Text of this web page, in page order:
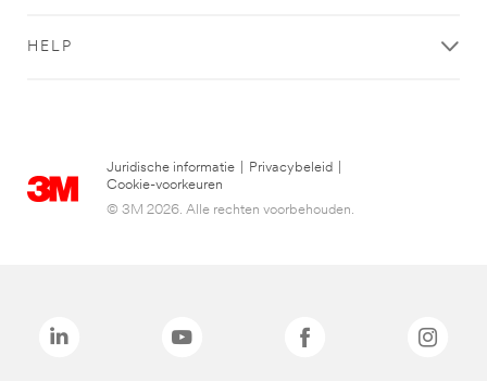
HELP
Juridische informatie Privacybeleid
Cookie-voorkeuren
© 3M 2026. Alle rechten voorbehouden.